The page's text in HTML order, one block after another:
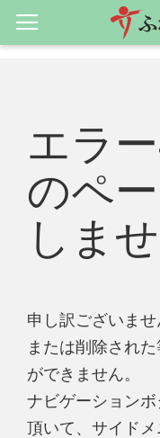
エラ
のペ
しま
申し訳ございま
または削除され
ができません。
ナビゲーション
頂いて、サイド